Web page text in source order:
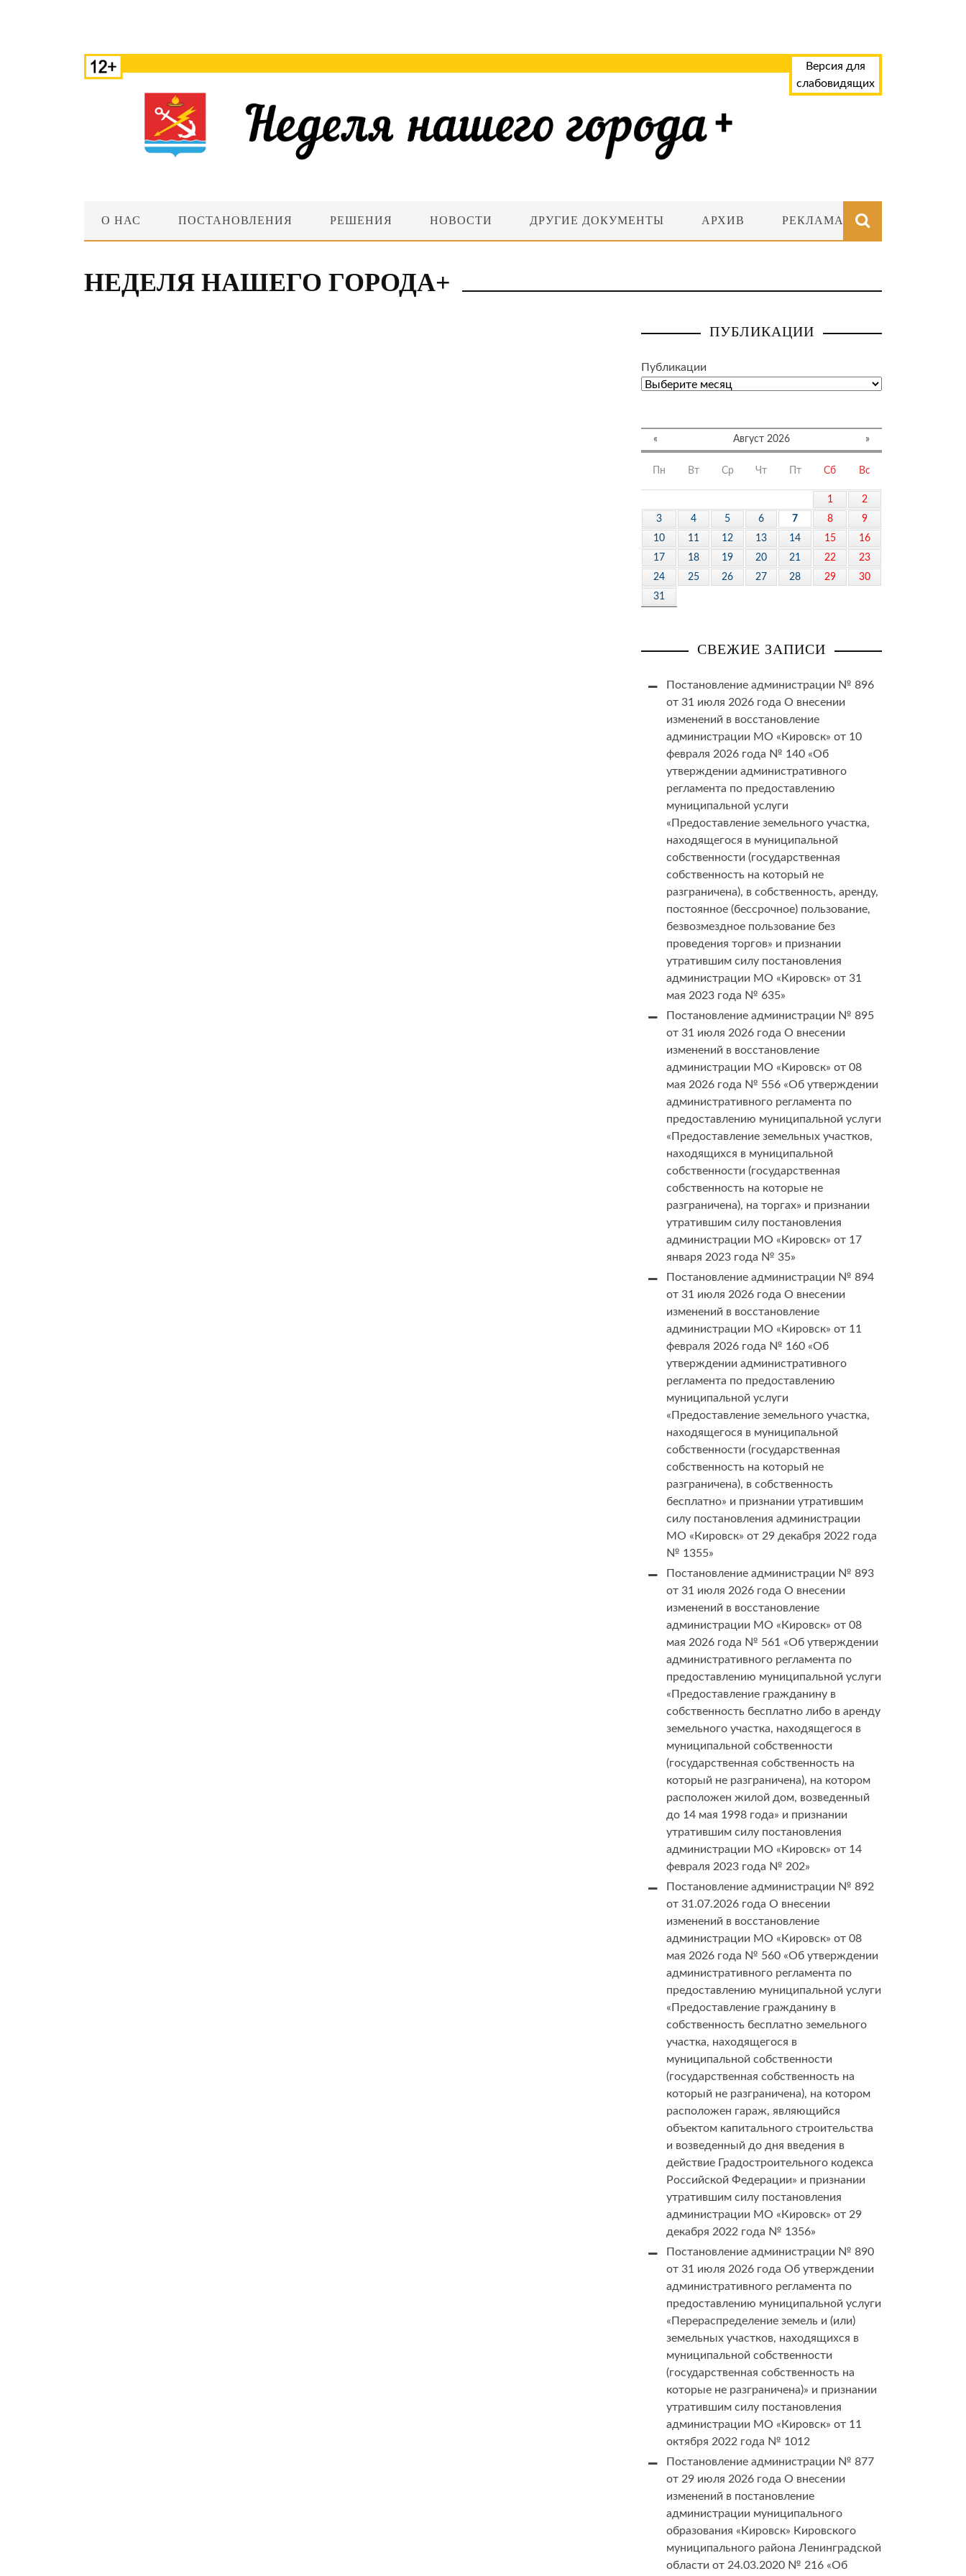
Версия для
слабовидящих
О НАС ПОСТАНОВЛЕНИЯ РЕШЕНИЯ НОВОСТИ ДРУГИЕ ДОКУМЕНТЫ АРХИВ РЕКЛАМА
НЕДЕЛЯ НАШЕГО ГОРОДА+
ПУБЛИКАЦИИ
Публикации
« Август 2026 »
Пн Вт Ср Чт Пт Сб Вс
1
2
3
4 5 6 7 8
9
10
11 12 13 14 15
16
17
18 19 20 21 22
23
24
25 26 27 28 29
30
31
СВЕЖИЕ ЗАПИСИ
Постановление администрации № 896
от 31 июля 2026 года О внесении
изменений в восстановление
администрации МО «Кировск» от 10
февраля 2026 года № 140 «Об
утверждении административного
регламента по предоставлению
муниципальной услуги
«Предоставление земельного участка,
находящегося в муниципальной
собственности (государственная
собственность на который не
разграничена), в собственность, аренду,
постоянное (бессрочное) пользование,
безвозмездное пользование без
проведения торгов» и признании
утратившим силу постановления
администрации МО «Кировск» от 31
мая 2023 года № 635»
Постановление администрации № 895
от 31 июля 2026 года О внесении
изменений в восстановление
администрации МО «Кировск» от 08
мая 2026 года № 556 «Об утверждении
административного регламента по
предоставлению муниципальной услуги
«Предоставление земельных участков,
находящихся в муниципальной
собственности (государственная
собственность на которые не
разграничена), на торгах» и признании
утратившим силу постановления
администрации МО «Кировск» от 17
января 2023 года № 35»
Постановление администрации № 894
от 31 июля 2026 года О внесении
изменений в восстановление
администрации МО «Кировск» от 11
февраля 2026 года № 160 «Об
утверждении административного
регламента по предоставлению
муниципальной услуги
«Предоставление земельного участка,
находящегося в муниципальной
собственности (государственная
собственность на который не
разграничена), в собственность
бесплатно» и признании утратившим
силу постановления администрации
МО «Кировск» от 29 декабря 2022 года
№ 1355»
Постановление администрации № 893
от 31 июля 2026 года О внесении
изменений в восстановление
администрации МО «Кировск» от 08
мая 2026 года № 561 «Об утверждении
административного регламента по
предоставлению муниципальной услуги
«Предоставление гражданину в
собственность бесплатно либо в аренду
земельного участка, находящегося в
муниципальной собственности
(государственная собственность на
который не разграничена), на котором
расположен жилой дом, возведенный
до 14 мая 1998 года» и признании
утратившим силу постановления
администрации МО «Кировск» от 14
февраля 2023 года № 202»
Постановление администрации № 892
от 31.07.2026 года О внесении
изменений в восстановление
администрации МО «Кировск» от 08
мая 2026 года № 560 «Об утверждении
административного регламента по
предоставлению муниципальной услуги
«Предоставление гражданину в
собственность бесплатно земельного
участка, находящегося в
муниципальной собственности
(государственная собственность на
который не разграничена), на котором
расположен гараж, являющийся
объектом капитального строительства
и возведенный до дня введения в
действие Градостроительного кодекса
Российской Федерации» и признании
утратившим силу постановления
администрации МО «Кировск» от 29
декабря 2022 года № 1356»
Постановление администрации № 890
от 31 июля 2026 года Об утверждении
административного регламента по
предоставлению муниципальной услуги
«Перераспределение земель и (или)
земельных участков, находящихся в
муниципальной собственности
(государственная собственность на
которые не разграничена)» и признании
утратившим силу постановления
администрации МО «Кировск» от 11
октября 2022 года № 1012
Постановление администрации № 877
от 29 июля 2026 года О внесении
изменений в постановление
администрации муниципального
образования «Кировск» Кировского
муниципального района Ленинградской
области от 24.03.2020 № 216 «Об